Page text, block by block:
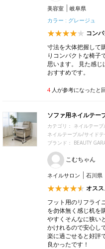
美容室
岐阜県
カラー : グレージュ
コンパ
寸法を大体把握して
りコンパクトな椅子
思います。 見た感じ
おすすめです。
4人が参考になったと
ソファ用ネイルテー
カテゴリ： ネイルテー
ネイルテーブル/サイド
ブランド： BEAUTY
こむちゃん
ネイルサロン 石川県
オスス
フット用のリフライ
を勿体無く感じ机を
やすくそんなに狭い
かけれるので安心し
楽に過ごせると好評
良かったです！